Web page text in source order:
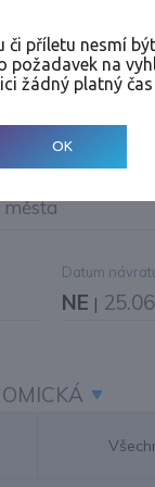
města
Datum
NE |
či příletu nesmí
požadavek na
žádný platný
OK